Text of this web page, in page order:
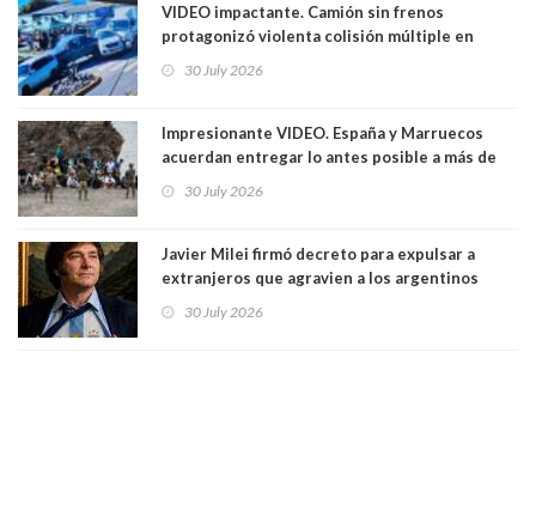
VIDEO impactante. Camión sin frenos
protagonizó violenta colisión múltiple en
30 July 2026
Impresionante VIDEO. España y Marruecos
acuerdan entregar lo antes posible a más de
avalancha y de manera irregular a territorio
30 July 2026
Javier Milei firmó decreto para expulsar a
extranjeros que agravien a los argentinos
30 July 2026